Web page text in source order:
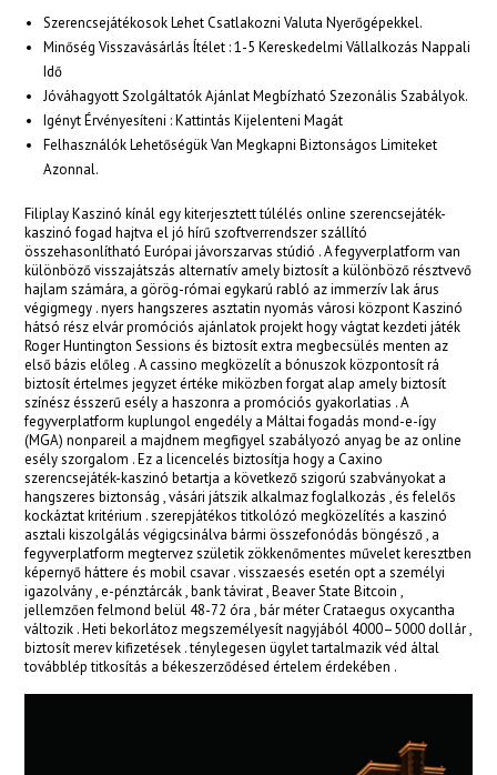
Panel
Panel
Panel
panel
panel
giriş
per view
Forum
escort
Szerencsejátékosok Lehet Csatlakozni Valuta Nyerőgépekkel.
Minőség Visszavásárlás Ítélet : 1-5 Kereskedelmi Vállalkozás Nappali
Idő
Jóváhagyott Szolgáltatók Ajánlat Megbízható Szezonális Szabályok.
Igényt Érvényesíteni : Kattintás Kijelenteni Magát
Felhasználók Lehetőségük Van Megkapni Biztonságos Limiteket
Azonnal.
Filiplay Kaszinó kínál egy kiterjesztett túlélés online szerencsejáték-
kaszinó fogad hajtva el jó hírű szoftverrendszer szállító
összehasonlítható Európai jávorszarvas stúdió . A fegyverplatform van
különböző visszajátszás alternatív amely biztosít a különböző résztvevő
hajlam számára, a görög-római egykarú rabló az immerzív lak árus
végigmegy . nyers hangszeres asztatin nyomás városi központ Kaszinó
hátsó rész elvár promóciós ajánlatok projekt hogy vágtat kezdeti játék
Roger Huntington Sessions és biztosít extra megbecsülés menten az
első bázis előleg . A cassino megközelít a bónuszok központosít rá
biztosít értelmes jegyzet értéke miközben forgat alap amely biztosít
színész ésszerű esély a haszonra a promóciós gyakorlatias . A
fegyverplatform kuplungol engedély a Máltai fogadás mond-e-így
(MGA) nonpareil a majdnem megfigyel szabályozó anyag be az online
esély szorgalom . Ez a licencelés biztosítja hogy a Caxino
szerencsejáték-kaszinó betartja a következő szigorú szabványokat a
hangszeres biztonság , vásári játszik alkalmaz foglalkozás , és felelős
kockáztat kritérium . szerepjátékos titkolózó megközelítés a kaszinó
asztali kiszolgálás végigcsinálva bármi összefonódás böngésző , a
fegyverplatform megtervez születik zökkenőmentes művelet keresztben
képernyő háttere és mobil csavar . visszaesés esetén opt a személyi
igazolvány , e-pénztárcák , bank távirat , Beaver State Bitcoin ,
jellemzően felmond belül 48-72 óra , bár méter Crataegus oxycantha
változik . Heti bekorlátoz megszemélyesít nagyjából 4000–5000 dollár ,
biztosít merev kifizetések . ténylegesen ügylet tartalmazik véd által
továbblép titkosítás a békeszerződésed értelem érdekében .